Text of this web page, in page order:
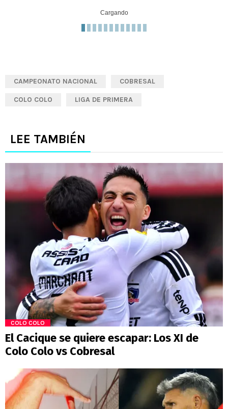
Cargando
CAMPEONATO NACIONAL COBRESAL
COLO COLO LIGA DE PRIMERA
LEE TAMBIÉN
COLO COLO
El Cacique se quiere escapar: Los XI de
Colo Colo vs Cobresal